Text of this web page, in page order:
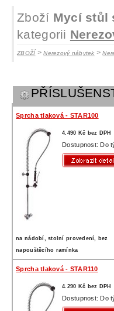
Zboží Mycí stůl
kategorii
ZBOŽÍ >Nerezový nábytek >
Sprcha tlaková - STAR100
4.490 Kč bez DPH
Dostupnost: Do
na nádobí, stolní provedení, bez
napouštěcího ramínka
Sprcha tlaková - STAR110
4.290 Kč bez DPH
Dostupnost: Do